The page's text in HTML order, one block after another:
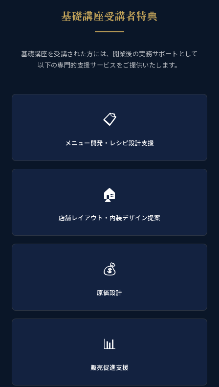
基礎講座受講者特典
基礎講座を受講された方には、開業後の実務サポートとして
以下の専門的支援サービスをご提供いたします。
📋
メニュー開発・レシピ設計支援
🏠
店舗レイアウト・内装デザイン提案
💰
原価設計
📊
販売促進支援